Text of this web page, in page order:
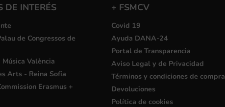
DE INTERÉS
de Congressos de
València
Arts - Reina Sofía
Erasmus +
+ FSMCV
Covid 19
Ayuda DANA-24
Portal de Transparencia
Aviso Legal y de Privacidad
Términos y condiciones de compra
Devoluciones
Política de cookies